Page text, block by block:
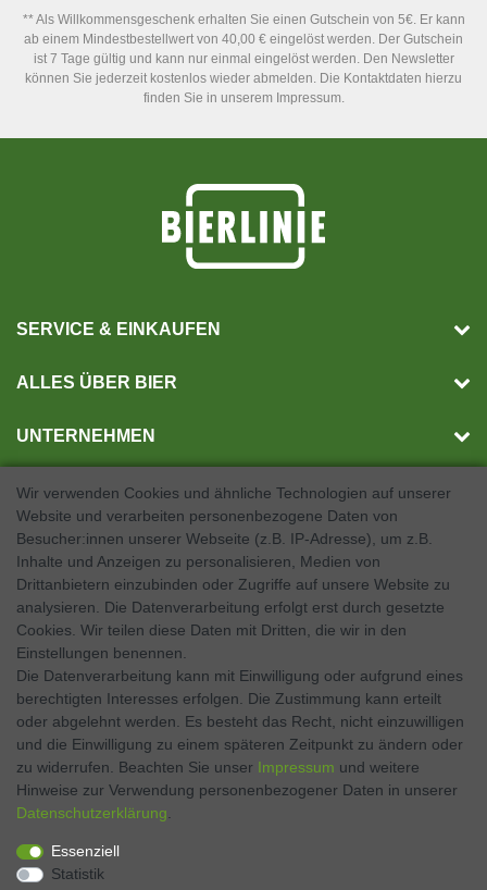
** Als Willkommensgeschenk erhalten Sie einen Gutschein von 5€. Er kann
ab einem Mindestbestellwert von 40,00 € eingelöst werden. Der Gutschein
ist 7 Tage gültig und kann nur einmal eingelöst werden. Den Newsletter
können Sie jederzeit kostenlos wieder abmelden. Die Kontaktdaten hierzu
finden Sie in unserem Impressum.
SERVICE & EINKAUFEN
ALLES ÜBER BIER
UNTERNEHMEN
SOCIAL MEDIA
Twitter
Instagram
VERTRAG WIDERRUFEN Kontakt
Zahlen Sie bequem per
Wir verwenden Cookies und ähnliche Technologien auf unserer
Website und verarbeiten personenbezogene Daten von
Besucher:innen unserer Webseite (z.B. IP-Adresse), um z.B.
Inhalte und Anzeigen zu personalisieren, Medien von
Drittanbietern einzubinden oder Zugriffe auf unsere Website zu
analysieren. Die Datenverarbeitung erfolgt erst durch gesetzte
Cookies. Wir teilen diese Daten mit Dritten, die wir in den
Einstellungen benennen.
Die Datenverarbeitung kann mit Einwilligung oder aufgrund eines
berechtigten Interesses erfolgen. Die Zustimmung kann erteilt
oder abgelehnt werden. Es besteht das Recht, nicht einzuwilligen
und die Einwilligung zu einem späteren Zeitpunkt zu ändern oder
zu widerrufen. Beachten Sie unser Impressum und weitere
Hinweise zur Verwendung personenbezogener Daten in unserer
Daten­schutz­erklärung
Essenziell
Statistik